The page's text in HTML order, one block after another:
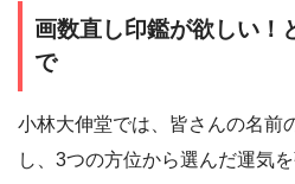
画数直し印鑑が欲しい！
で
小林大伸堂では、皆さんの名前
し、3つの方位から選んだ運気